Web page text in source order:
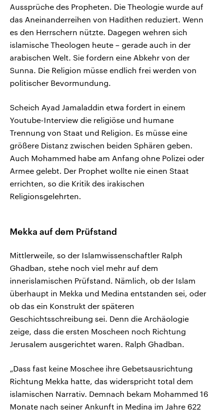
Aussprüche des Propheten. Die Theologie wurde auf
das Aneinanderreihen von Hadithen reduziert. Wenn
es den Herrschern nützte. Dagegen wehren sich
islamische Theologen heute – gerade auch in der
arabischen Welt. Sie fordern eine Abkehr von der
Sunna. Die Religion müsse endlich frei werden von
politischer Bevormundung.
Scheich Ayad Jamaladdin etwa fordert in einem
Youtube-Interview die religiöse und humane
Trennung von Staat und Religion. Es müsse eine
größere Distanz zwischen beiden Sphären geben.
Auch Mohammed habe am Anfang ohne Polizei oder
Armee gelebt. Der Prophet wollte nie einen Staat
errichten, so die Kritik des irakischen
Religionsgelehrten.
Mekka auf dem Prüfstand
Mittlerweile, so der Islamwissenschaftler Ralph
Ghadban, stehe noch viel mehr auf dem
innerislamischen Prüfstand. Nämlich, ob der Islam
überhaupt in Mekka und Medina entstanden sei, oder
ob das ein Konstrukt der späteren
Geschichtsschreibung sei. Denn die Archäologie
zeige, dass die ersten Moscheen noch Richtung
Jerusalem ausgerichtet waren. Ralph Ghadban.
„Dass fast keine Moschee ihre Gebetsausrichtung
Richtung Mekka hatte, das widerspricht total dem
islamischen Narrativ. Demnach bekam Mohammed 16
Monate nach seiner Ankunft in Medina im Jahre 622